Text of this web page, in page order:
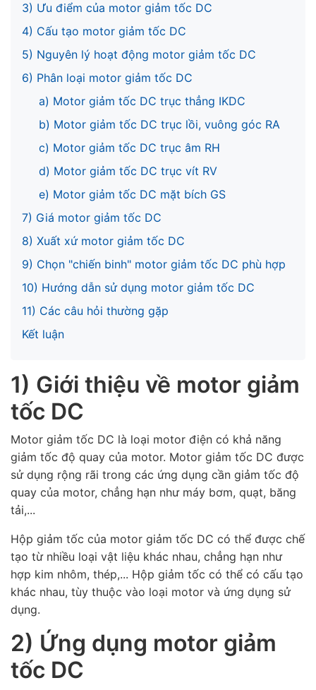
3) Ưu điểm của motor giảm tốc DC
4) Cấu tạo motor giảm tốc DC
5) Nguyên lý hoạt động motor giảm tốc DC
6) Phân loại motor giảm tốc DC
a) Motor giảm tốc DC trục thẳng IKDC
b) Motor giảm tốc DC trục lồi, vuông góc RA
c) Motor giảm tốc DC trục âm RH
d) Motor giảm tốc DC trục vít RV
e) Motor giảm tốc DC mặt bích GS
7) Giá motor giảm tốc DC
8) Xuất xứ motor giảm tốc DC
9) Chọn "chiến binh" motor giảm tốc DC phù hợp
10) Hướng dẫn sử dụng motor giảm tốc DC
11) Các câu hỏi thường gặp
Kết luận
1) Giới thiệu về motor giảm
tốc DC
Motor giảm tốc DC là loại motor điện có khả năng
giảm tốc độ quay của motor. Motor giảm tốc DC được
sử dụng rộng rãi trong các ứng dụng cần giảm tốc độ
quay của motor, chẳng hạn như máy bơm, quạt, băng
tải,...
Hộp giảm tốc của motor giảm tốc DC có thể được chế
tạo từ nhiều loại vật liệu khác nhau, chẳng hạn như
hợp kim nhôm, thép,... Hộp giảm tốc có thể có cấu tạo
khác nhau, tùy thuộc vào loại motor và ứng dụng sử
dụng.
2) Ứng dụng motor giảm
tốc DC